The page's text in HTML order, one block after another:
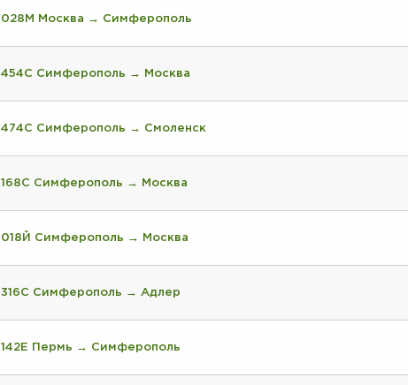
028М Москва → Симферополь
454С Симферополь → Москва
474С Симферополь → Смоленск
168С Симферополь → Москва
018Й Симферополь → Москва
316С Симферополь → Адлер
142Е Пермь → Симферополь